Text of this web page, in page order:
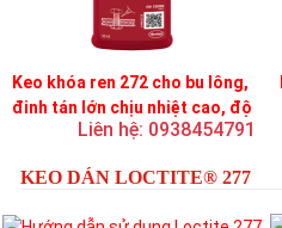
Keo khóa ren 272 cho bu lông,
đinh tán lớn chịu nhiệt cao, độ
bền cao, độ nhớt trung bình
Liên hệ: 0938454791
KEO DÁN LOCTITE® 277